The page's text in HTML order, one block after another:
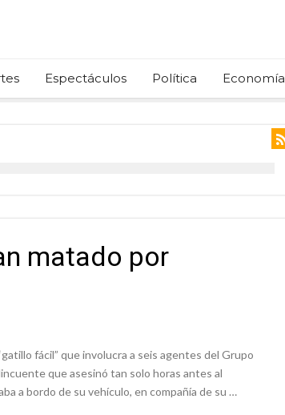
Espectáculos Política Economía
matado por
fácil” que involucra a seis agentes del Grupo
que asesinó tan solo horas antes al
a bordo de su vehículo, en compañía de su …